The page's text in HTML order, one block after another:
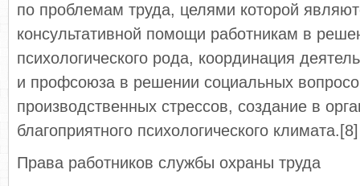
по проблемам труда, целями которой
консультативной помощи работникам в
психологического рода, координация
и профсоюза в решении социальных
производственных стрессов, создание в
благоприятного психологического климата.[8]
Права работников службы охраны труда